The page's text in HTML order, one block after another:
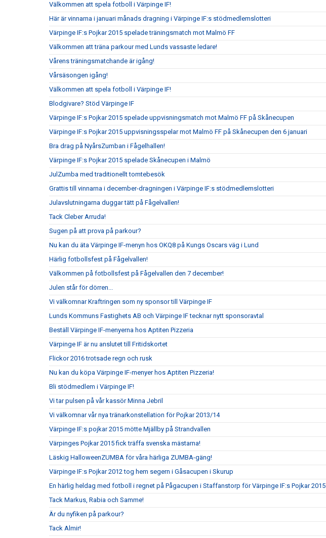
Välkommen att spela fotboll i Värpinge IF!
Här är vinnarna i januari månads dragning i Värpinge IF:s stödmedlemslotteri
Värpinge IF:s Pojkar 2015 spelade träningsmatch mot Malmö FF
Välkommen att träna parkour med Lunds vassaste ledare!
Vårens träningsmatchande är igång!
Vårsäsongen igång!
Välkommen att spela fotboll i Värpinge IF!
Blodgivare? Stöd Värpinge IF
Värpinge IF:s Pojkar 2015 spelade uppvisningsmatch mot Malmö FF på Skånecupen
Värpinge IF:s Pojkar 2015 uppvisningsspelar mot Malmö FF på Skånecupen den 6 januari
Bra drag på NyårsZumban i Fågelhallen!
Värpinge IF:s Pojkar 2015 spelade Skånecupen i Malmö
JulZumba med traditionellt tomtebesök
Grattis till vinnarna i december-dragningen i Värpinge IF:s stödmedlemslotteri
Julavslutningarna duggar tätt på Fågelvallen!
Tack Cleber Arruda!
Sugen på att prova på parkour?
Nu kan du äta Värpinge IF-menyn hos OKQ8 på Kungs Oscars väg i Lund
Härlig fotbollsfest på Fågelvallen!
Välkommen på fotbollsfest på Fågelvallen den 7 december!
Julen står för dörren...
Vi välkomnar Kraftringen som ny sponsor till Värpinge IF
Lunds Kommuns Fastighets AB och Värpinge IF tecknar nytt sponsoravtal
Beställ Värpinge IF-menyerna hos Aptiten Pizzeria
Värpinge IF är nu anslutet till Fritidskortet
Flickor 2016 trotsade regn och rusk
Nu kan du köpa Värpinge IF-menyer hos Aptiten Pizzeria!
Bli stödmedlem i Värpinge IF!
Vi tar pulsen på vår kassör Minna Jebril
Vi välkomnar vår nya tränarkonstellation för Pojkar 2013/14
Värpinge IF:s pojkar 2015 mötte Mjällby på Strandvallen
Värpinges Pojkar 2015 fick träffa svenska mästarna!
Läskig HalloweenZUMBA för våra härliga ZUMBA-gäng!
Värpinge IF:s Pojkar 2012 tog hem segern i Gåsacupen i Skurup
En härlig heldag med fotboll i regnet på Pågacupen i Staffanstorp för Värpinge IF:s Pojkar 2015
Tack Markus, Rabia och Samme!
Är du nyfiken på parkour?
Tack Almir!